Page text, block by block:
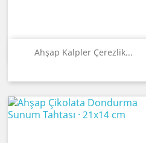
Ahşap Kalpler Çerezlik...
Quick view